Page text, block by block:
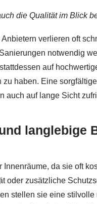
die Qualität im Blick
verlieren oft
notwendig
auf
haben. Eine
auch auf lange Sicht
langlebige
da sie oft
oder zusätzliche
stellen sie eine